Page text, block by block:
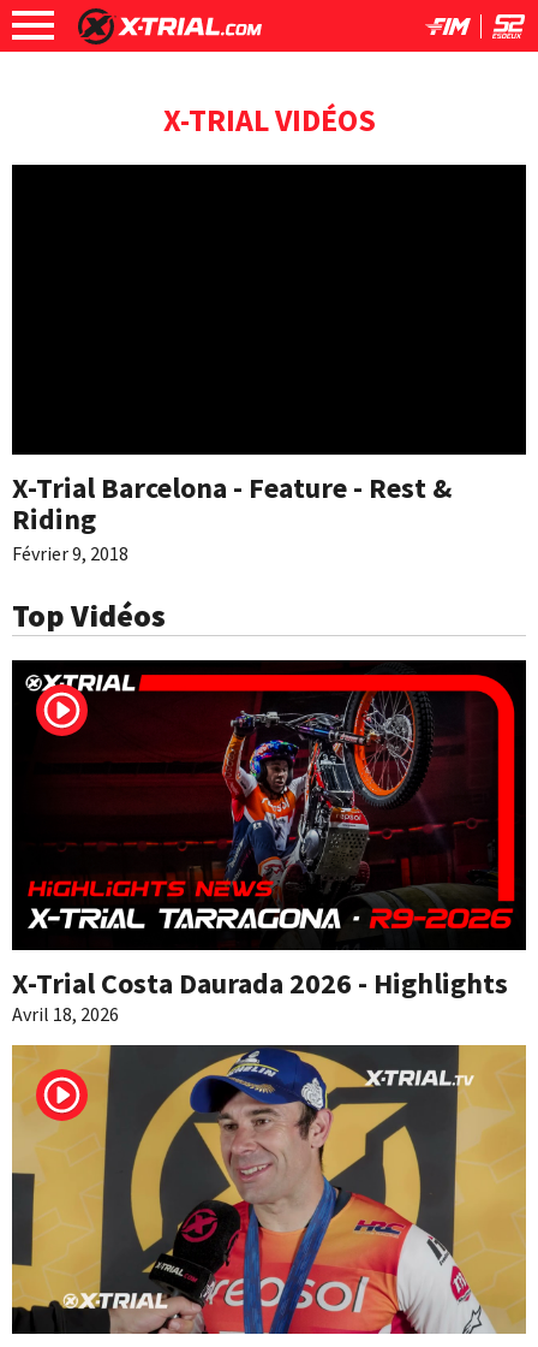
X-TRIAL VIDÉOS
X-Trial Barcelona - Feature - Rest &
Riding
Février 9, 2018
Top Vidéos
X-Trial Costa Daurada 2026 - Highlights
Avril 18, 2026